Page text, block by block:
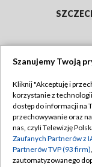
Abonament TVP
Emisja w TVP
Centrum
Szanujemy Twoją
Kliknij "Akceptuję i
korzystanie z
dostęp do informacji na
przechowywanie oraz
nas, czyli Telewizję
Zaufanych Partnerów z
Partnerów TVP (93 firm)
zautomatyzowanego